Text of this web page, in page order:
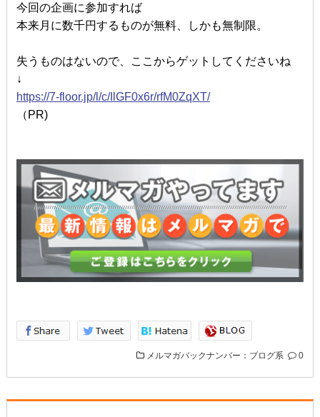
今回の企画に参加すれば
本来月に数千円するものが無料、しかも無制限。
失うものはないので、ここからゲットしてくださいね
↓
https://7-floor.jp/l/c/IlGF0x6r/rfM0ZqXT/
（PR)
メルマガバックナンバー：ブログ系 0